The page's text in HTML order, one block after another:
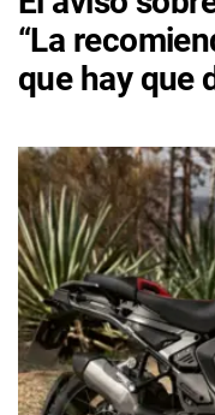
“La
que hay que